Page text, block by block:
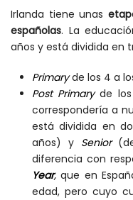
Irlanda tiene unas
españolas. La
años y está dividida en
Primaryde los 4 a
Post Primaryde los
correspondería a
está dividida en
años) y Senior
diferencia con
Year, que en
edad, pero cuyo